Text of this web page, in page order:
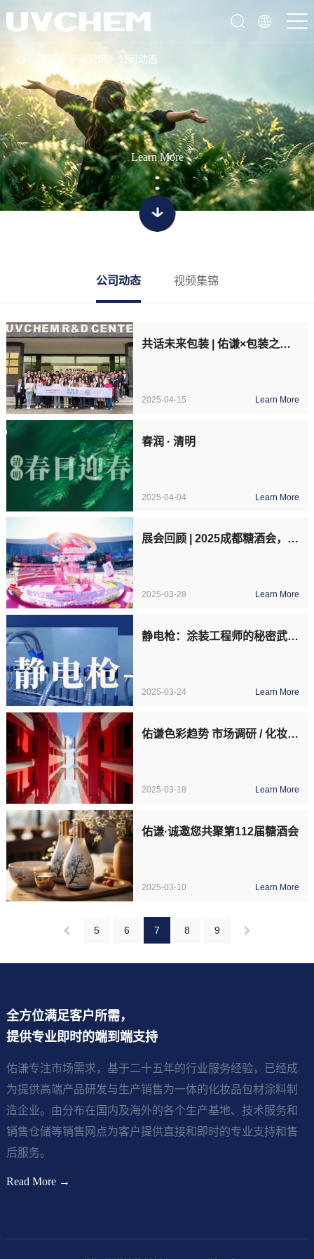
首页 > 新闻资讯 > 公司动态
Learn More
公司动态 视频集锦
共话未来包装 | 佑谦×包装之家活动收官
2025-04-15 Learn More
春润 · 清明
2025-04-04 Learn More
展会回顾 | 2025成都糖酒会，佑谦创新涂层解决方案，解锁酒包装的无限可能
2025-03-28 Learn More
静电枪：涂装工程师的秘密武器！
2025-03-24 Learn More
佑谦色彩趋势 市场调研 / 化妆品包材
2025-03-18 Learn More
佑谦·诚邀您共聚第112届糖酒会
2025-03-10 Learn More
5 6 7 8 9
全方位满足客户所需，
提供专业即时的端到端支持
佑谦专注市场需求，基于二十五年的行业服务经验，已经成
为提供高端产品研发与生产销售为一体的化妆品包材涂料制
造企业。由分布在国内及海外的各个生产基地、技术服务和
销售仓储等销售网点为客户提供直接和即时的专业支持和售
后服务。
Read More →